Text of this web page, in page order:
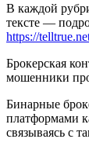
В каждой
тексте —
https://
Брокерская
мошенники
Бинарные
платформами
связываясь с